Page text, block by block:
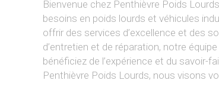
Bienvenue chez Penthièvre Poids
besoins en poids lourds et véhicules
offrir des services d’excellence et des
d’entretien et de réparation, notre
bénéficiez de l’expérience et du savoir-
Penthièvre Poids Lourds, nous visons